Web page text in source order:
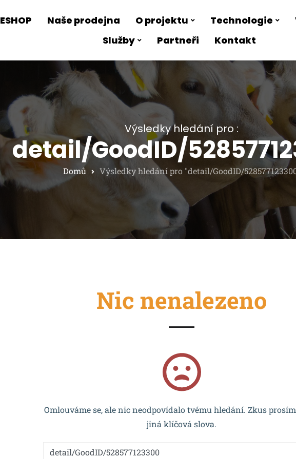
ESHOP Naše prodejna O projektu Technologie
Služby
Partneři Kontakt
Výsledky hledání pro :
detail/GoodID/
Domů Výsledky hledání pro "detail/GoodID/
Nic nenalezeno
Omlouváme se, ale nic neodpovídalo tvému hledání. Zkus
jiná klíčová slova.